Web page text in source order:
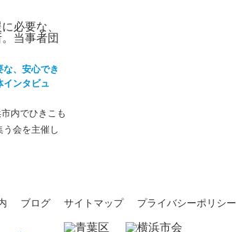
、安心でき
インタビュ
内でひきこも
う会を主催し
ブログ サイトマップ プライバシーポリシー